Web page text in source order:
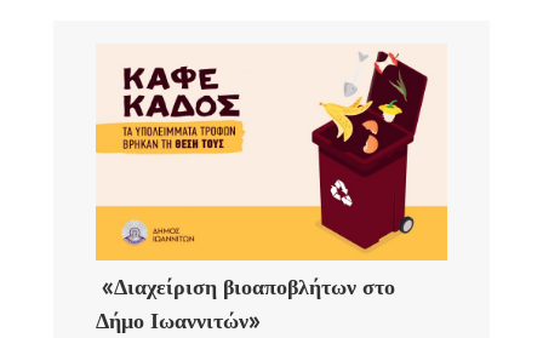
«Διαχείριση βιοαποβλήτων στο
Δήμο Ιωαννιτών»